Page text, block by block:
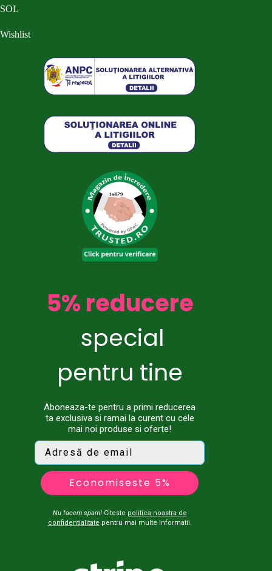
SOL
Wishlist
5% reducere
special
pentru tine
Aboneaza-te pentru a primi reducerea
ta exclusiva si ramai la curent cu cele
mai noi produse si oferte!
Economiseste 5%
Nu facem spam!Citeste politica noastra de
confidentialitate pentru mai multe informatii.